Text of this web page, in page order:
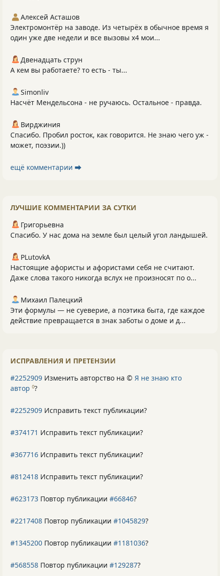
Алексей Асташов
Электромонтёр на заводе. Из четырёх в обычное время я
один уже две недели и все вызовы х4 мои...
Двенадцать струн
А кем вы работаете? то есть - ты...
Simonliv
Насчёт Мендельсона - не ручаюсь. Остальное - правда.
Вирджиния
Спасибо. Пробил росток, как говорится. Не знаю чего уж -
может, поэзии.))
ещё комментарии ⮕
ЛУЧШИЕ КОММЕНТАРИИ ЗА СУТКИ
Григорьевна
Спасибо. У нас дома на земле был целый угол ландышей.
PLutоvkА
Настоящие афористы и афористами себя не считают.
Даже слова такого никогда вслух не произносят по о...
Михаил Палецкий
Эти формулы — не суеверие, а поэтика быта, где каждое
действие превращается в знак заботы о доме и д...
ИСПРАВЛЕНИЯ И ПРЕТЕНЗИИ
#2252909 Изменить авторство на © Я не знаю кто
автор 0?
#2252909 Исправить текст публикации?
#374171 Исправить текст публикации?
#367716 Исправить текст публикации?
#812418 Исправить текст публикации?
#623173 Повтор публикации #66846?
#2217408 Повтор публикации #1045829?
#1345200 Повтор публикации #1181036?
#568558 Повтор публикации #129287?